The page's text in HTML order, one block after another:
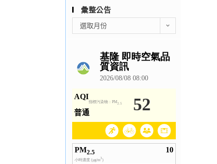
彙整公告
整
選取月份